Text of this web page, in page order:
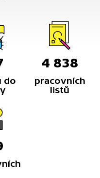
do
4 838
pracovních
listů